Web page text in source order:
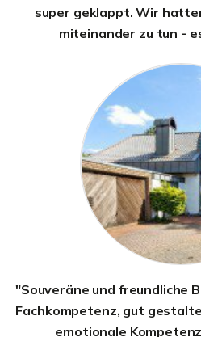
super geklappt. Wir
miteinander zu tun -
"Souveräne und freundliche
Fachkompetenz, gut
emotionale